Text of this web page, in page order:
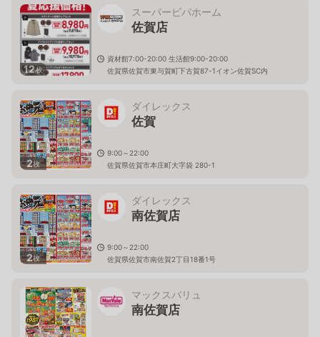
12枚
スーパービバホーム
佐賀店
資材館7:00-20:00 生活館9:00-20:00
佐賀県佐賀市東与賀町下古賀87-1イオン佐賀SC内
2枚
ダイレックス
佐賀
9:00～22:00
佐賀県佐賀市本庄町大字袋 280-1
2枚
ダイレックス
南佐賀店
9:00～22:00
佐賀県佐賀市南佐賀2丁目18番1号
マックスバリュ
南佐賀店